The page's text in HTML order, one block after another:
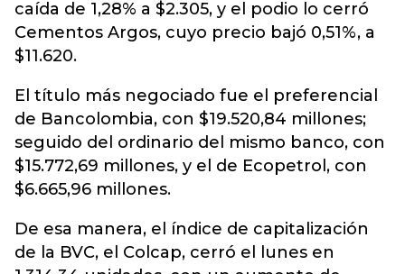
caída de 1,28% a $2.305, y el podio lo cerró
Cementos Argos, cuyo precio bajó 0,51%, a
$11.620.
El título más negociado fue el preferencial
de Bancolombia, con $19.520,84 millones;
seguido del ordinario del mismo banco, con
$15.772,69 millones, y el de Ecopetrol, con
$6.665,96 millones.
De esa manera, el índice de capitalización
de la BVC, el Colcap, cerró el lunes en